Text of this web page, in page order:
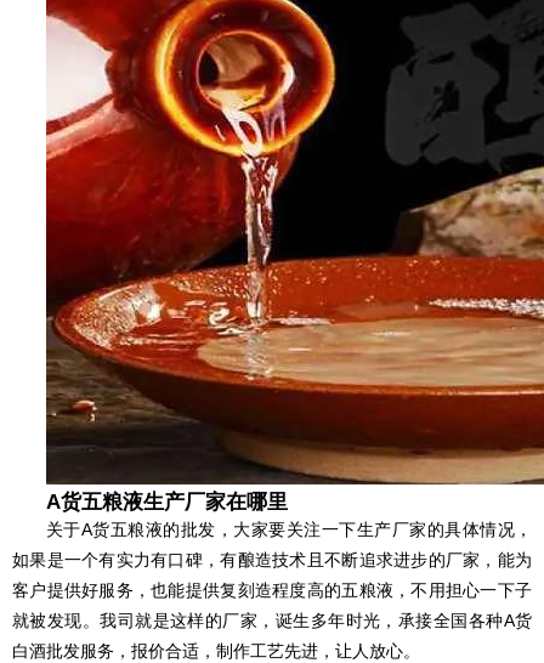
A货五粮液生产厂家在哪里
关于A货五粮液的批发，大家要关注一下生产厂家的具体情况，
如果是一个有实力有口碑，有酿造技术且不断追求进步的厂家，能为
客户提供好服务，也能提供复刻造程度高的五粮液，不用担心一下子
就被发现。我司就是这样的厂家，诞生多年时光，承接全国各种A货
白酒批发服务，报价合适，制作工艺先进，让人放心。